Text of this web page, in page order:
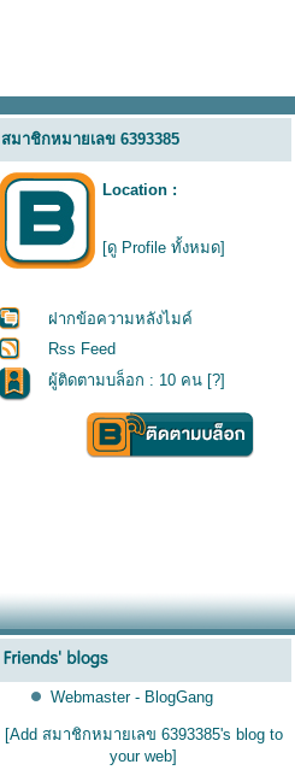
สมาชิกหมายเลข 6393385
Location :
[ดู Profile ทั้งหมด]
ฝากข้อความหลังไมค์
Rss Feed
ผู้ติดตามบล็อก : 10 คน [?]
Webmaster - BlogGang
[Add สมาชิกหมายเลข 6393385's blog to
your web]